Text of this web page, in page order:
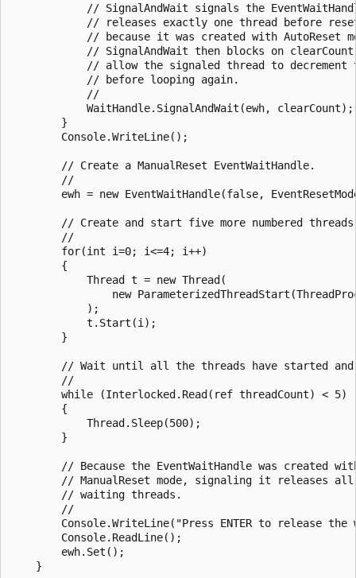
// SignalAndWait signals the
// releases exactly one thread before
// because it was created with AutoReset
// SignalAndWait then blocks on
// allow the signaled thread to decrement
            // before looping again.
            //
            WaitHandle.SignalAndWait(ewh, clearCount);
        }
        Console.WriteLine();
        // Create a ManualReset EventWaitHandle.
        //
ewh = new EventWaitHandle(false,
// Create and start five more numbered
        //
        for(int i=0; i<=4; i++)
        {
            Thread t = new Thread(
new
            );
            t.Start(i);
        }
// Wait until all the threads have started
        //
        while (Interlocked.Read(ref threadCount) < 5)
        {
            Thread.Sleep(500);
        }
// Because the EventWaitHandle was created
// ManualReset mode, signaling it releases all
        // waiting threads.
        //
Console.WriteLine("Press ENTER to release the
        Console.ReadLine();
        ewh.Set();
    }